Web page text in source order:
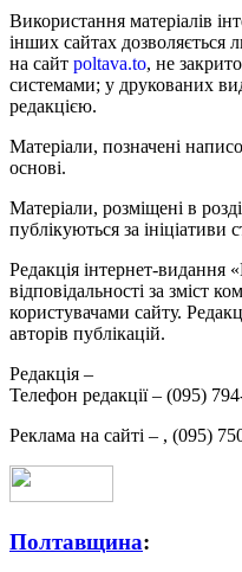
Використання матеріалів
інших сайтах дозволяється
на сайт poltava.to, не
системами; у друкованих
редакцією.
Матеріали, позначені
основі.
Матеріали, розміщені в
публікуються за ініціативи
Редакція інтернет-видання
відповідальності за зміст
користувачами сайту.
авторів публікацій.
Редакція –
Телефон редакції – (095)
Реклама на сайті – , (095)
Полтавщина: